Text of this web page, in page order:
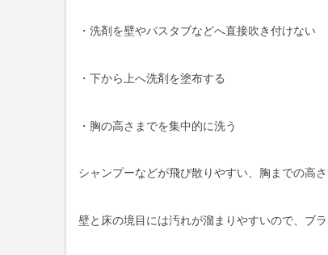
・洗剤を壁やバスタブなどへ直接吹き付けない
・下から上へ洗剤を塗布する
・胸の高さまでを集中的に洗う
シャンプーなどが飛び散りやすい、胸までの高さ
壁と床の境目には汚れが溜まりやすいので、ブ